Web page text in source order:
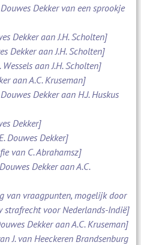
Dekker van een sprookje
Dekker aan J.H. Scholten]
Dekker aan J.H. Scholten]
aan J.H. Scholten]
aan A.C. Kruseman]
Dekker aan H.J. Huskus
Dekker]
Douwes Dekker]
van C. Abrahamsz]
Dekker aan A.C.
van vraagpunten, mogelijk door
strafrecht voor Nederlands-Indië]
Dekker aan A.C. Kruseman]
J. van Heeckeren Brandsenburg